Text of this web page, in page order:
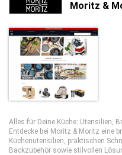
Moritz &
Alles für Deine Küche: Utensilien,
Entdecke bei Moritz & Moritz eine
Küchenutensilien, praktischen
Backzubehör sowie stilvollen